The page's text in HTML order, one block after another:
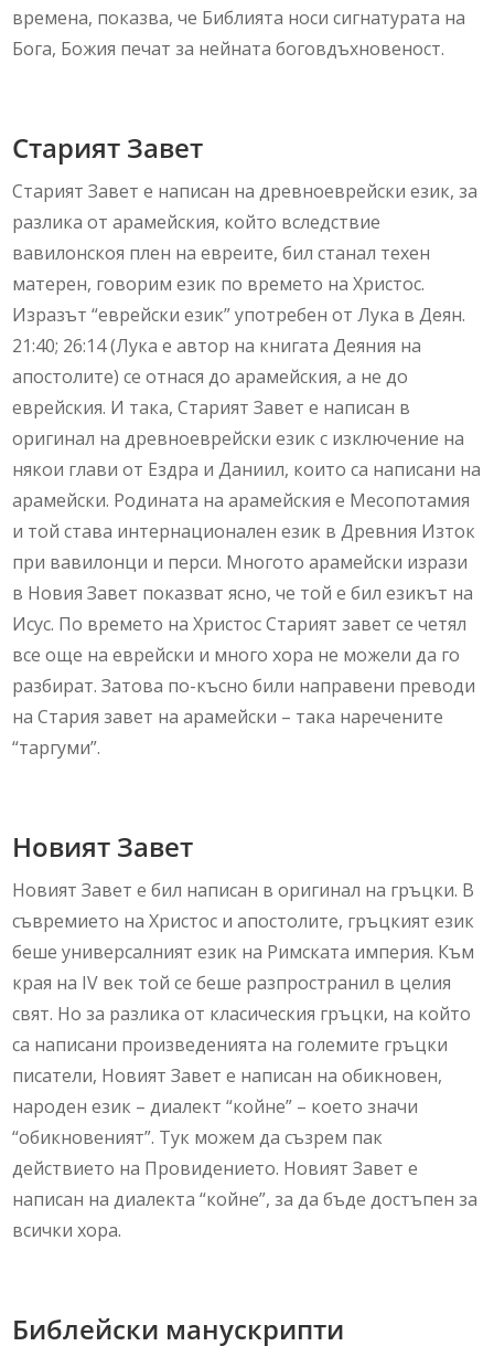
времена, показва, че Библията носи сигнатурата на
Бога, Божия печат за нейната боговдъхновеност.
Старият Завет
Старият Завет е написан на древноеврейски език, за
разлика от арамейския, който вследствие
вавилонскоя плен на евреите, бил станал техен
матерен, говорим език по времето на Христос.
Изразът “еврейски език” употребен от Лука в Деян.
21:40; 26:14 (Лука е автор на книгата Деяния на
апостолите) се отнася до арамейския, а не до
еврейския. И така, Старият Завет е написан в
оригинал на древноеврейски език с изключение на
някои глави от Ездра и Даниил, които са написани на
арамейски. Родината на арамейския е Месопотамия
и той става интернационален език в Древния Изток
при вавилонци и перси. Многото арамейски изрази
в Новия Завет показват ясно, че той е бил езикът на
Исус. По времето на Христос Старият завет се четял
все още на еврейски и много хора не можели да го
разбират. Затова по-късно били направени преводи
на Стария завет на арамейски – така наречените
“таргуми”.
Новият Завет
Новият Завет е бил написан в оригинал на гръцки. В
съвремието на Христос и апостолите, гръцкият език
беше универсалният език на Римската империя. Към
края на IV век той се беше разпространил в целия
свят. Но за разлика от класическия гръцки, на който
са написани произведенията на големите гръцки
писатели, Новият Завет е написан на обикновен,
народен език – диалект “койне” – което значи
“обикновеният”. Тук можем да съзрем пак
действието на Провидението. Новият Завет е
написан на диалекта “койне”, за да бъде достъпен за
всички хора.
Библейски манускрипти